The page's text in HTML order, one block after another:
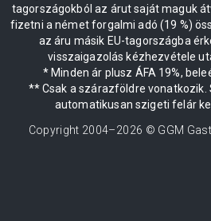
tagországokból az árut saját maguk
fizetni a német forgalmi adó (19 %)
az áru másik EU-tagországba
visszaigazolás kézhezvétele
* Minden ár plusz ÁFA 19%,
** Csak a szárazföldre vonatkozik.
automatikusan szigeti felár
Copyright 2004–2026 © GGM